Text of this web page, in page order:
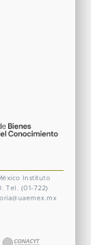
Instituto
Tel. (01-722)